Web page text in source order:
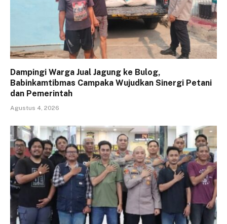
Dampingi Warga Jual Jagung ke Bulog,
Babinkamtibmas Campaka Wujudkan Sinergi Petani
dan Pemerintah
Agustus 4, 2026